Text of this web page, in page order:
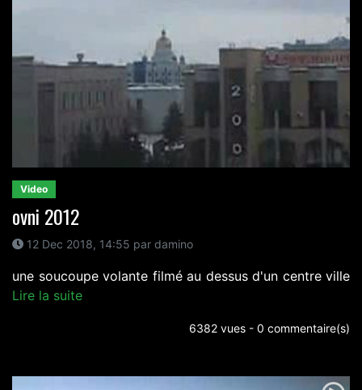
Video
ovni 2012
12 Dec 2018, 14:55 par damino
une soucoupe volante filmé au dessus d'un centre ville
Lire la suite
6382 vues - 0 commentaire(s)